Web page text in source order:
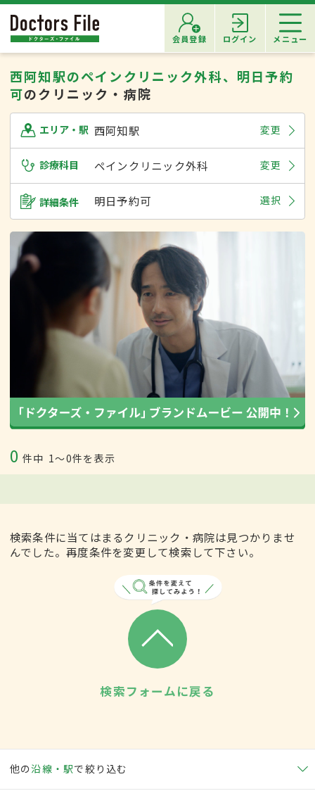
会員登録 ログイン メニュー
西阿知駅のペインクリニック外科、明日予約
可のクリニック・病院
エリア・駅 西阿知駅 変更
診療科目 ペインクリニック外科 変更
詳細条件 明日予約可 選択
0 件中 1〜0件を表示
検索条件に当てはまるクリニック・病院は見つかりませ
んでした。再度条件を変更して検索して下さい。
検索フォームに戻る
他の沿線・駅で絞り込む